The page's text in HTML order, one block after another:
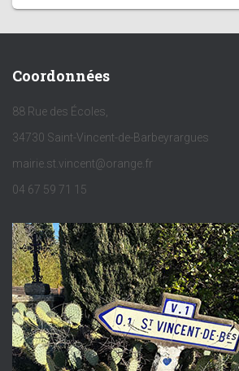
Coordonnées
88 Rue des Écoles,
34730 Saint-Vincent-de-Barbeyrargues
mairie.st.vincent@orange.fr
04 67 59 71 15